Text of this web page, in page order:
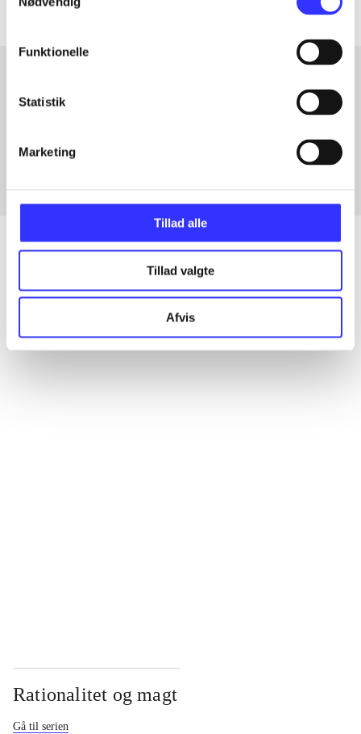
Funktionelle
Statistik
Marketing
Tillad alle
Tillad valgte
Afvis
Artikler med samme emner
Artikler
Alle registrerede artikler fordelt på udgivelser
Rationalitet og magt
Gå til serien